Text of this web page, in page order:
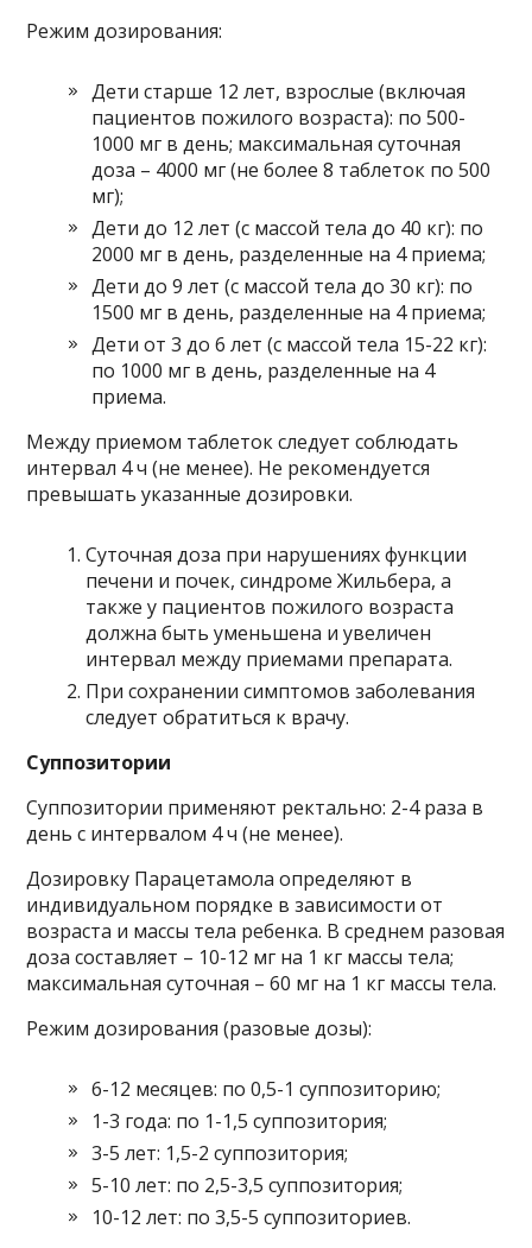
Режим дозирования:
Дети старше 12 лет, взрослые (включая
пациентов пожилого возраста): по 500-
1000 мг в день; максимальная суточная
доза – 4000 мг (не более 8 таблеток по 500
мг);
Дети до 12 лет (с массой тела до 40 кг): по
2000 мг в день, разделенные на 4 приема;
Дети до 9 лет (с массой тела до 30 кг): по
1500 мг в день, разделенные на 4 приема;
Дети от 3 до 6 лет (с массой тела 15-22 кг):
по 1000 мг в день, разделенные на 4
приема.
Между приемом таблеток следует соблюдать
интервал 4 ч (не менее). Не рекомендуется
превышать указанные дозировки.
Суточная доза при нарушениях функции
печени и почек, синдроме Жильбера, а
также у пациентов пожилого возраста
должна быть уменьшена и увеличен
интервал между приемами препарата.
При сохранении симптомов заболевания
следует обратиться к врачу.
Суппозитории
Суппозитории применяют ректально: 2-4 раза в
день с интервалом 4 ч (не менее).
Дозировку Парацетамола определяют в
индивидуальном порядке в зависимости от
возраста и массы тела ребенка. В среднем разовая
доза составляет – 10-12 мг на 1 кг массы тела;
максимальная суточная – 60 мг на 1 кг массы тела.
Режим дозирования (разовые дозы):
6-12 месяцев: по 0,5-1 суппозиторию;
1-3 года: по 1-1,5 суппозитория;
3-5 лет: 1,5-2 суппозитория;
5-10 лет: по 2,5-3,5 суппозитория;
10-12 лет: по 3,5-5 суппозиториев.